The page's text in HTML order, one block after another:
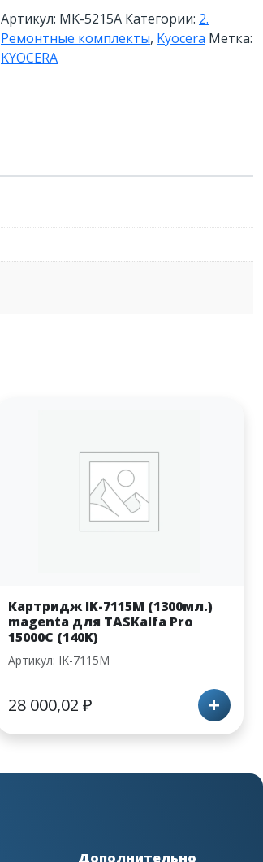
комплект
KYOCERA
MK-
5215A
Артикул: MK-5215A Категории: 2.
Ремонтные комплекты, Kyocera Метка:
KYOCERA
Картридж IK-7115M (1300мл.)
magenta для TASKalfa Pro
15000C (140K)
Артикул: IK-7115M
28 000,02 ₽ +
Дополнительно